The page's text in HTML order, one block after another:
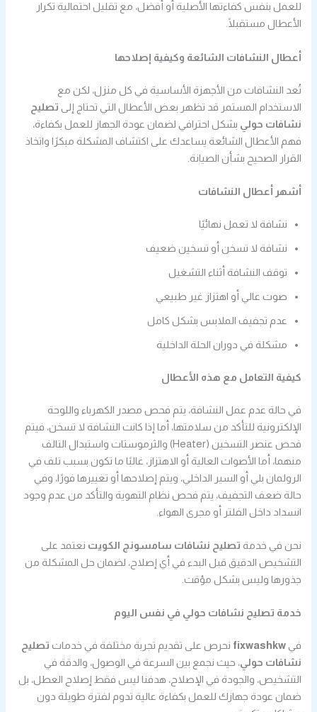
للعمل بنفس كفاءتها الأصلية أو أفضل، مع تقليل احتمالية تكرار
الأعطال مستقبلًا.
أعطال النشافات الشائعة وكيفية إصلاحها
تُعد النشافات من الأجهزة الأساسية في كل منزل، لكن مع
الاستخدام المستمر قد تظهر بعض الأعطال التي تحتاج إلى تصليح
نشافات حولي بشكل احترافي لضمان عودة الجهاز للعمل بكفاءة،
فهم الأعطال الشائعة يساعدك على اكتشاف المشكلة مبكرًا واتخاذ
القرار الصحيح بشأن الصيانة.
أشهر أعطال النشافات
نشافة لا تعمل نهائيًا
نشافة لا تسخن أو تسخين ضعيف
توقف النشافة أثناء التشغيل
صوت عالي أو اهتزاز غير طبيعي
عدم تجفيف الملابس بشكل كامل
مشكلة في دوران الحلة الداخلية
كيفية التعامل مع هذه الأعطال
في حالة عدم عمل النشافة، يتم فحص مصدر الكهرباء واللوحة
الإلكترونية للتأكد من سلامتها، أما إذا كانت النشافة لا تسخن، فيتم
فحص عنصر التسخين (Heater) والثرموستات واستبدال التالف
منهما، أما الأصوات العالية أو الاهتزاز، غالبًا ما تكون بسبب تلف في
الرولمان بلي أو السير الداخلي، ويتم إصلاحها أو تغييرها فورًا، وفي
حالة ضعف التجفيف، يتم فحص نظام التهوية والتأكد من عدم وجود
انسداد داخل الفلتر أو مجرى الهواء.
نحن في خدمة تصليح نشافات سامسونج الكويت نعتمد على
التشخيص الدقيق قبل البدء في أي إصلاح، لضمان حل المشكلة من
جذورها وليس بشكل مؤقت.
خدمة تصليح نشافات حولي في نفس اليوم
فيfixwashkw نحرص على تقديم تجربة مختلفة في خدمات تصليح
نشافات حولي، حيث نجمع بين السرعة في الوصول، والدقة في
التشخيص، والجودة في الإصلاح، هدفنا ليس فقط إصلاح العطل، بل
ضمان عودة جهازك للعمل بكفاءة عالية تدوم لفترة طويلة دون